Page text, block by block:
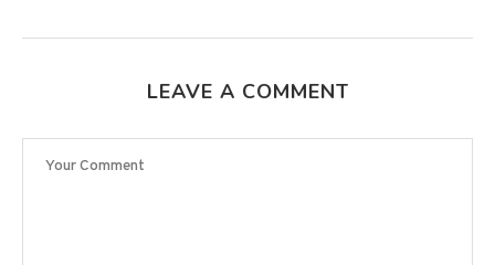
LEAVE A COMMENT